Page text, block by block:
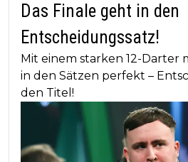
Das Finale geht in den
Entscheidungssatz!
Mit einem starken 12-Darter
in den Sätzen perfekt –
den Titel!